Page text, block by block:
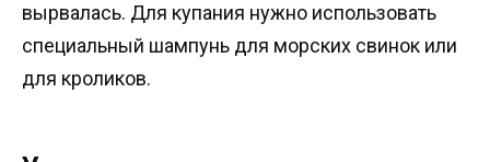
вырвалась. Для купания нужно использовать
специальный шампунь для морских свинок или
для кроликов.